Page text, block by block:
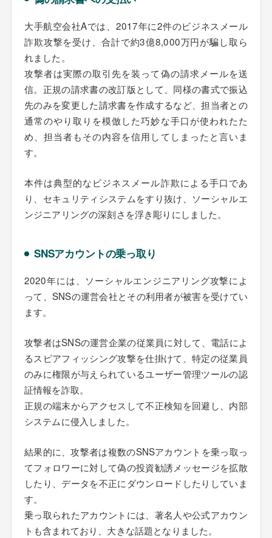
大手航空会社Aでは、2017年に2件のビジネスメール
詐欺攻撃を受け、合計で約3億8,000万円が騙し取ら
れました。
攻撃者は実際の取引先を装って偽の請求メールを送
信。正規の請求書の改訂版として、同様の書式で振込
先のみを変更した請求書を作成するなど、担当者との
通常のやり取りを模倣した巧妙な手口が使われたた
め、担当者もその内容を信用してしまったと言いま
す。
本件は典型的なビジネスメール詐欺による手口であ
り、セキュリティシステムをすり抜け、ソーシャルエ
ンジニアリングの深刻さを浮き彫りにしました。
SNSアカウントの乗っ取り
2020年には、ソーシャルエンジニアリング攻撃によ
って、SNSの運営会社とその利用者が被害を受けてい
ます。
攻撃者はSNSの運営企業の従業員に対して、電話によ
るスピアフィッシング攻撃を仕掛けて、特定の従業員
のみに権限が与えられているユーザー管理ツールの認
証情報を詐取。
正規の端末からアクセスして不正検知を回避し、内部
システムに侵入しました。
結果的に、攻撃者は複数のSNSアカウントを乗っ取っ
てフォロワーに対して偽の投資勧誘メッセージを拡散
したり、データを不正にダウンロードしたりしていま
す。
乗っ取られたアカウントには、著名人や公式アカウン
トも含まれており、大きな話題となりました。